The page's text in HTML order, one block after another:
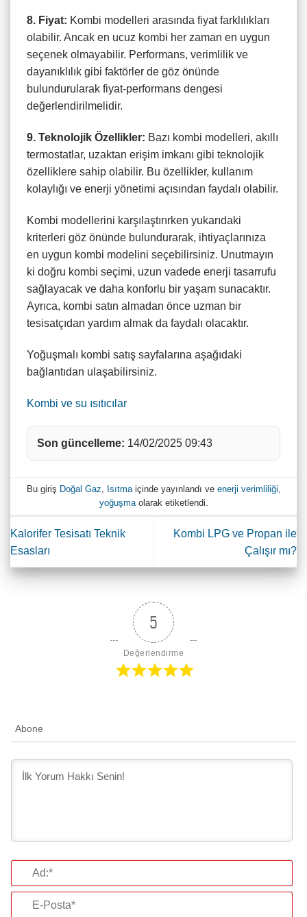
8. Fiyat: Kombi modelleri arasında fiyat farklılıkları
olabilir. Ancak en ucuz kombi her zaman en uygun
seçenek olmayabilir. Performans, verimlilik ve
dayanıklılık gibi faktörler de göz önünde
bulundurularak fiyat-performans dengesi
değerlendirilmelidir.
9. Teknolojik Özellikler: Bazı kombi modelleri, akıllı
termostatlar, uzaktan erişim imkanı gibi teknolojik
özelliklere sahip olabilir. Bu özellikler, kullanım
kolaylığı ve enerji yönetimi açısından faydalı olabilir.
Kombi modellerini karşılaştırırken yukarıdaki
kriterleri göz önünde bulundurarak, ihtiyaçlarınıza
en uygun kombi modelini seçebilirsiniz. Unutmayın
ki doğru kombi seçimi, uzun vadede enerji tasarrufu
sağlayacak ve daha konforlu bir yaşam sunacaktır.
Ayrıca, kombi satın almadan önce uzman bir
tesisatçıdan yardım almak da faydalı olacaktır.
Yoğuşmalı kombi satış sayfalarına aşağıdaki
bağlantıdan ulaşabilirsiniz.
Kombi ve su ısıtıcılar
Son güncelleme: 14/02/2025 09:43
Bu giriş Doğal Gaz Isıtmaiçinde yayınlandı ve enerji verimliliği
yoğuşmaolarak etiketlendi.
Kalorifer Tesisatı Teknik
Esasları
Kombi LPG ve Propan ile
Çalışır mı?
5
Değerlendirme
Abone
Ad:*